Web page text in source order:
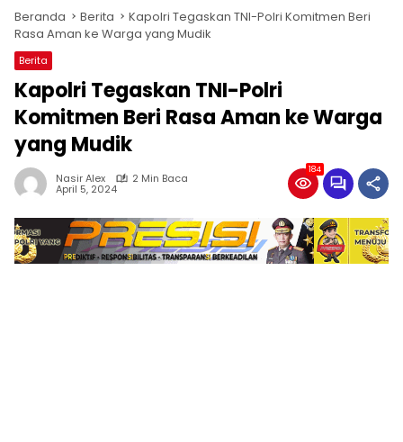
Beranda Berita
Kapolri Tegaskan TNI-Polri Komitmen Beri
Rasa Aman ke Warga yang Mudik
Berita
Kapolri Tegaskan TNI-Polri
Komitmen Beri Rasa Aman ke Warga
yang Mudik
Nasir Alex 2 Min Baca
April 5, 2024
184